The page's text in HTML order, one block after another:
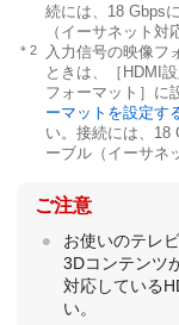
続には、18 Gbps
（イーサネット対
＊2
入力信号の映像フ
ときは、［ HDMI
フォーマット ］に
ーマットを設定す
い。接続には、18
ーブル（イーサネ
ご注意
お使いのテレ
3Dコンテンツ
対応している
い。